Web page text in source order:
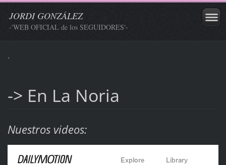
JORDI GONZÁLEZ
-'WEB OFICIAL de los SEGUIDORES'-
.
-> En La Noria
Nuestros videos: